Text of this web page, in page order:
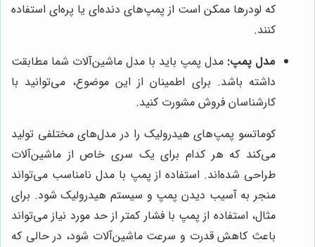
که لودرها ممکن است از پمپ‌های دنده‌ای یا پره‌ای استفاده
کنند.
مدل پمپ: مدل پمپ باید با مدل ماشین‌آلات شما مطابقت
داشته باشد. برای اطمینان از این موضوع، می‌توانید با
کارشناسان فروش مشورت کنید.
کوماتسو پمپ‌های هیدرولیک را در مدل‌های مختلفی تولید
می‌کند که هر کدام برای یک سری خاص از ماشین‌آلات
طراحی شده‌اند. استفاده از پمپ با مدل نامناسب می‌تواند
منجر به آسیب دیدن پمپ و سیستم هیدرولیک شود. برای
مثال، استفاده از پمپ با فشار کمتر از حد مورد نیاز می‌تواند
باعث کاهش قدرت و سرعت ماشین‌آلات شود، در حالی که